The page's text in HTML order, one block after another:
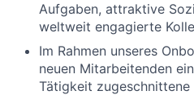
Aufgaben, attraktive
weltweit engagierte
Im Rahmen unseres
neuen Mitarbeitenden
Tätigkeit